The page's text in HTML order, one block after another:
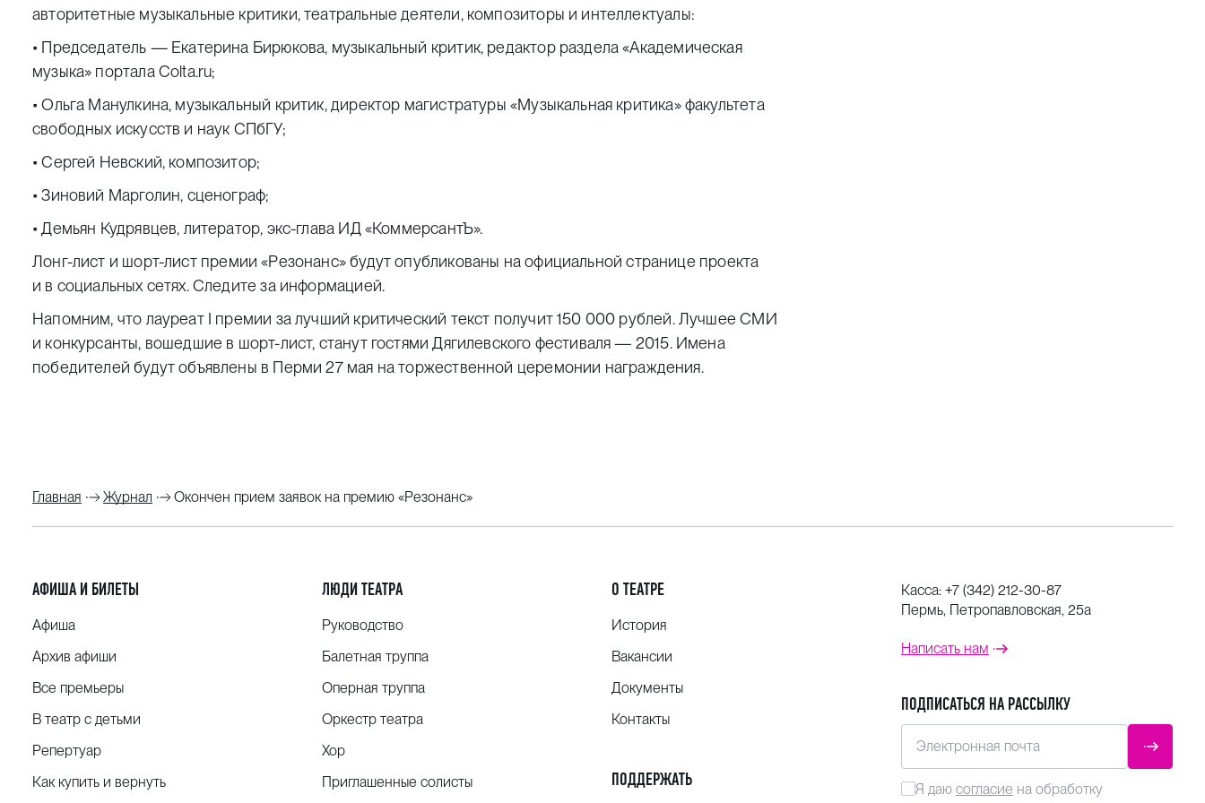
авторитетные музыкальные критики, театральные деятели, композиторы и интеллектуалы:
• Председатель — Екатерина Бирюкова, музыкальный критик, редактор раздела «Академическая
музыка» портала Colta.ru;
• Ольга Манулкина, музыкальный критик, директор магистратуры «Музыкальная критика» факультета
свободных искусств и наук СПбГУ;
• Сергей Невский, композитор;
• Зиновий Марголин, сценограф;
• Демьян Кудрявцев, литератор, экс-глава ИД «КоммерсантЪ».
Лонг-лист и шорт-лист премии «Резонанс»будут опубликованы на официальной странице проекта
и в социальных сетях. Следите за информацией.
Напомним, что лауреат I премии за лучший критический текст получит 150 000 рублей. Лучшее СМИ
и конкурсанты, вошедшие в шорт-лист, станут гостями Дягилевского фестиваля — 2015. Имена
победителей будут объявлены в Перми 27 мая наторжественной церемонии награждения.
Главная Журнал Окончен прием заявок на премию «Резонанс»
АФИША И БИЛЕТЫ
Афиша
Архив афиши
Все премьеры
В театр с детьми
Репертуар
Как купить и вернуть
ЛЮДИ ТЕАТРА
Руководство
Балетная труппа
Оперная труппа
Оркестр театра
Хор
Приглашенные солисты
О ТЕАТРЕ
История
Вакансии
Документы
Контакты
ПОДДЕРЖАТЬ
Касса: +7 (342) 212-30-87
Пермь, Петропавловская, 25а
Написать нам
ПОДПИСАТЬСЯ НА РАССЫЛКУ
Электронная почта
Я даю согласие на обработку